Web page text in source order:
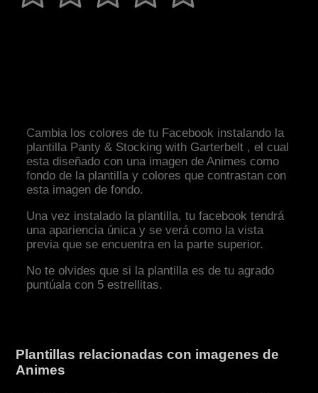
Cambia los colores de tu Facebook instalando la
plantilla Panty & Stocking with Garterbelt , el cual
esta diseñado con una imagen de Animes como
fondo de la plantilla y colores que contrastan con
esta imagen de fondo.
Una vez instalado la plantilla, tu facebook tendrá
una apariencia única y se verá como la vista
previa que se encuentra en la parte superior.
No te olvides que si la plantilla es de tu agrado
puntúala con 5 estrellitas.
Plantillas relacionadas con imagenes de
Animes